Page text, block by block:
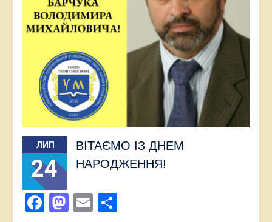
ЛИП
24
ВІТАЄМО ІЗ ДНЕМ
НАРОДЖЕННЯ!
Facebook
Mastodon
EmailПоділитися